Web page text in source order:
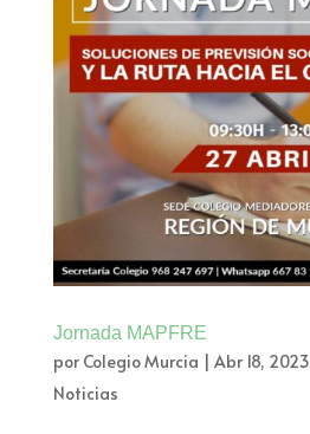
Jornada MAPFRE
por Colegio Murcia | Abr 18, 2023
Noticias